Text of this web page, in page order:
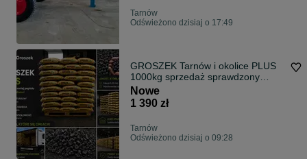
Tarnów
Odświeżono dzisiaj o 17:49
GROSZEK Tarnów i okolice PLUS
1000kg sprzedaż sprawdzony
dostawca worki 25kg
Nowe
1 390 zł
Tarnów
Odświeżono dzisiaj o 09:28